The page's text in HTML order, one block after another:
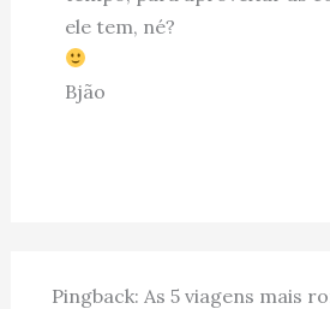
ele tem, né?
Bjão
Pingback: As 5 viagens mais